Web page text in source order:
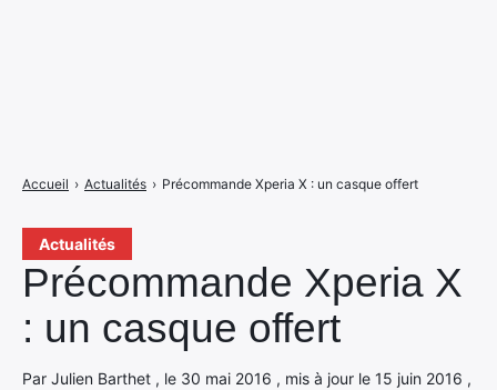
Actualités
Précommande Xperia X
: un casque offert
Par Julien Barthet , le 30 mai 2016 , mis à jour le 15 juin 2016 ,
Accueil › Actualités › Précommande Xperia X : un casque offert